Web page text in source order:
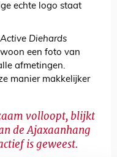
echte logo staat
Active Diehards
een foto van
afmetingen.
manier makkelijker
volloopt, blijkt
de Ajaxaanhang
is geweest.